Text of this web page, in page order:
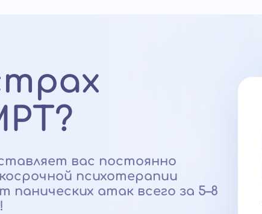
вас постоянно
психотерапии
атак всего за 5–8